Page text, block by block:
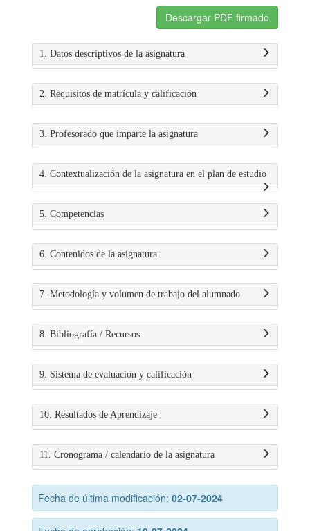
Descargar PDF firmado
1. Datos descriptivos de la asignatura
2. Requisitos de matrícula y calificación
3. Profesorado que imparte la asignatura
4. Contextualización de la asignatura en el plan de estudio
5. Competencias
6. Contenidos de la asignatura
7. Metodología y volumen de trabajo del alumnado
8. Bibliografía / Recursos
9. Sistema de evaluación y calificación
10. Resultados de Aprendizaje
11. Cronograma / calendario de la asignatura
Fecha de última modificación: 02-07-2024